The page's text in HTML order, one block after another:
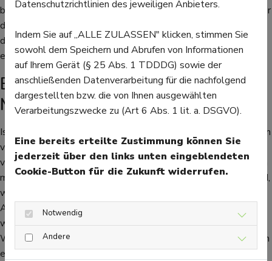
biochemischen Test zur Diagnose von Parkinson entwickelt, der
die Grundlage für die Entwicklung eines sicheren Bluttestes
darstellt. Nun muss dieser Test für die Diagnose der Krankheit
entwickelt werden.
Behandlung von Parkinson mit
Medikamenten oder Operationen
Ist die Parkinson-Krankheit ausgebrochen, schreitet sie langsam
voran. Heilbar ist sie nicht, aber die Symptome können mit
verschiedenen Medikamenten behandelt werden. Da Parkinson
meist durch einen Mangel an Dopamin im Gehirn ausgelöst wird,
wird der Botenstoff durch ein Medikament zugeführt oder der
Abbau des Dopamins wird verhindert. Ab dem 70. Lebensjahr
wird dazu das wirksame L-Dopa verordnet. Um
Wirkungsschwankungen zu vermeiden, können, statt Tabletten
einzunehmen, auch Pumpen angewendet werden.
Datenschutzrichtlinien des jeweiligen Anbieters.
Indem Sie auf „ALLE ZULASSEN" klicken, stimmen Sie
sowohl dem Speichern und Abrufen von Informationen
auf Ihrem Gerät (§ 25 Abs. 1 TDDDG) sowie der
anschließenden Datenverarbeitung für die nachfolgend
dargestellten bzw. die von Ihnen ausgewählten
Verarbeitungszwecke zu (Art 6 Abs. 1 lit. a. DSGVO).
Eine bereits erteilte Zustimmung können Sie
jederzeit über den links unten eingeblendeten
Cookie-Button für die Zukunft widerrufen.
Notwendig
Andere